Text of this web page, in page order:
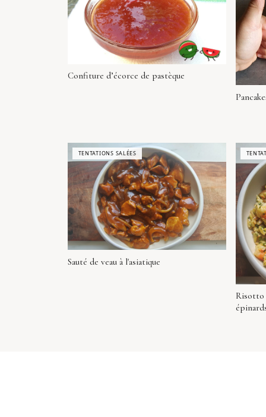
Confiture d’écorce de pastèque
TENTATIONS SALÉES
Sauté de veau à l'asiatique
Risotto